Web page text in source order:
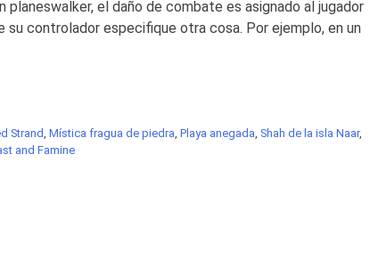
planeswalker, el daño de combate es asignado al jugador
su controlador especifique otra cosa. Por ejemplo, en un
Strand, Mística fragua de piedra, Playa anegada, Shah de la isla Naar,
and Famine